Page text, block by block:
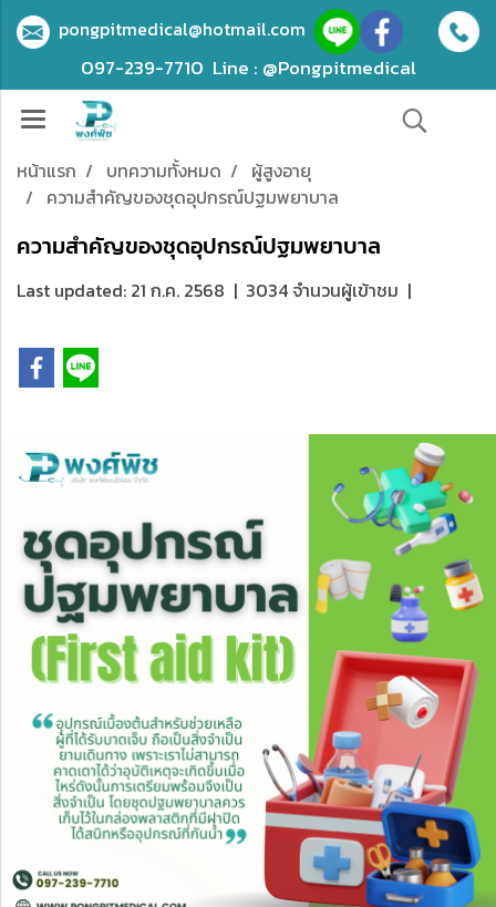
pongpitmedical@hotmail.com
097-239-7710 Line : @Pongpitmedical
หน้าแรก บทความทั้งหมด
ผู้สูงอายุ
ความสำคัญของชุดอุปกรณ์ปฐมพยาบาล
ความสำคัญของชุดอุปกรณ์ปฐมพยาบาล
Last updated: 21 ก.ค. 2568 | 3034 จำนวนผู้เข้าชม |